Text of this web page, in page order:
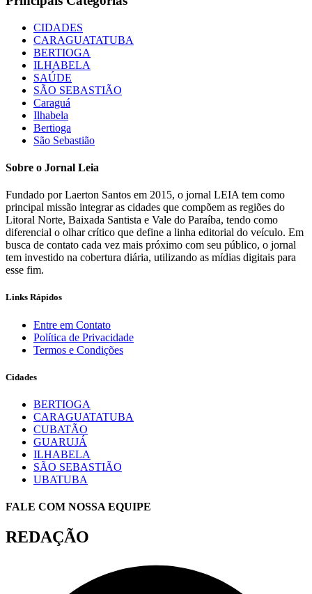
CIDADES
CARAGUATATUBA
BERTIOGA
ILHABELA
SAÚDE
SÃO SEBASTIÃO
Caraguá
Ilhabela
Bertioga
São Sebastião
Sobre o Jornal Leia
Fundado por Laerton Santos em 2015, o jornal LEIA tem como
principal missão integrar as cidades que compõem as regiões do
Litoral Norte, Baixada Santista e Vale do Paraíba, tendo como
diferencial o olhar crítico que define a linha editorial do veículo. Em
busca de contato cada vez mais próximo com seu público, o jornal
tem investido na cobertura diária, utilizando as mídias digitais para
esse fim.
Links Rápidos
Entre em Contato
Política de Privacidade
Termos e Condições
Cidades
BERTIOGA
CARAGUATATUBA
CUBATÃO
GUARUJÁ
ILHABELA
SÃO SEBASTIÃO
UBATUBA
FALE COM NOSSA EQUIPE
REDAÇÃO